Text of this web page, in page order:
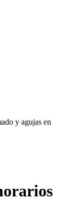
y agujas en